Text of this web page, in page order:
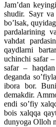
Jam’dan
shudir. Sayr
bo’lsak,
pardalarining
vahdat
qaydlarni
uchinchi safar
safar –
deganda
ibora bor.
demakdir.
endi so’fiy
bois xalqqa
dunyoga Olloh